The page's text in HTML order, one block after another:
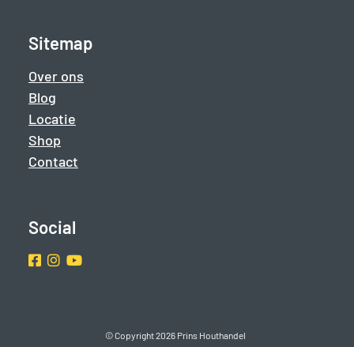
Sitemap
Over ons
Blog
Locatie
Shop
Contact
Social
Facebook
Instragram
Youtube
© Copyright 2026 Prins Houthandel